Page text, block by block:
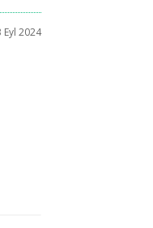
Eyl 2024